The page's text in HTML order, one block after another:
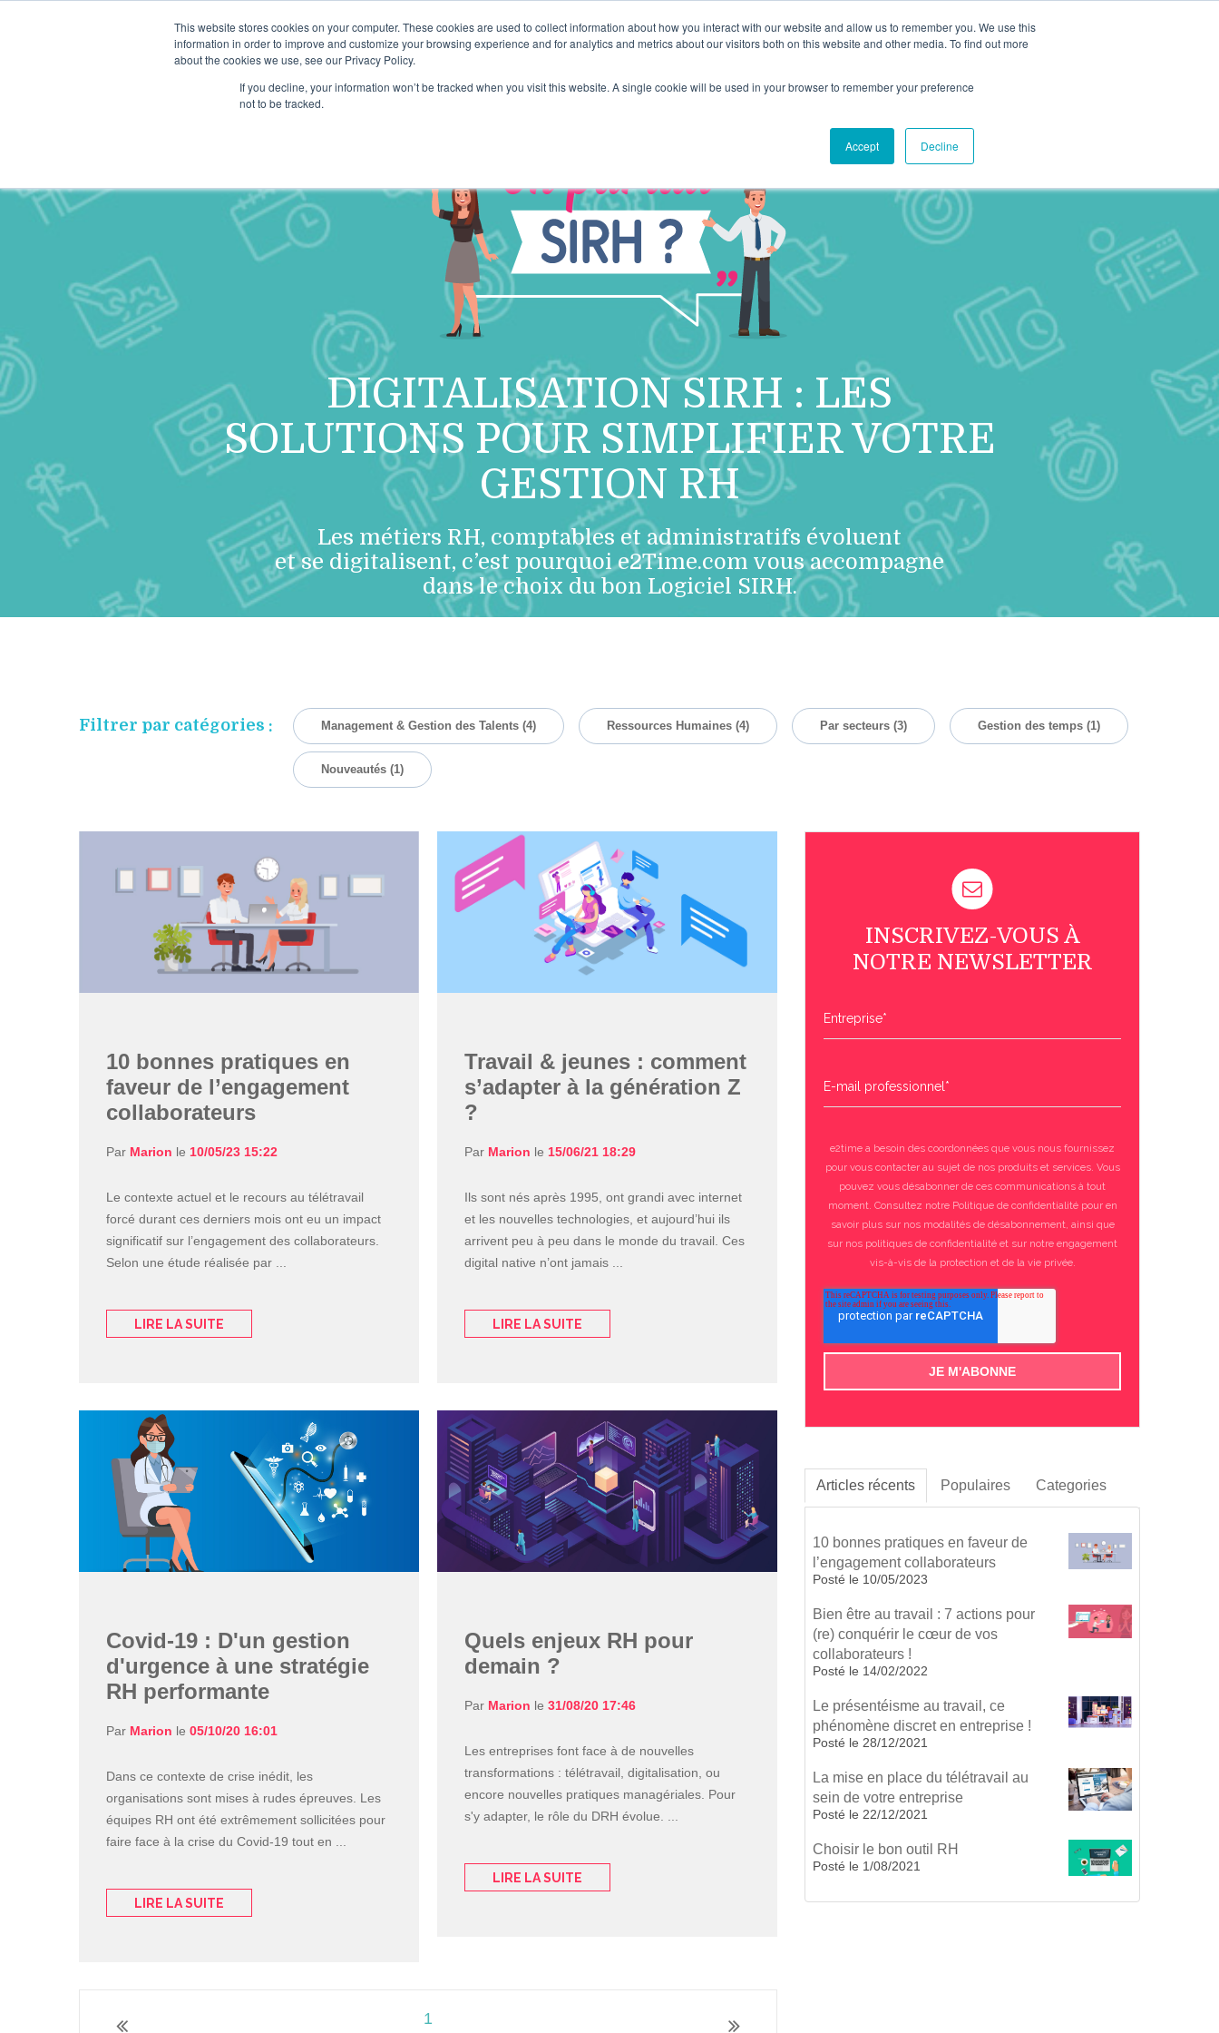
This website stores cookies on your computer. These cookies are used to collect information about how you interact with our website and allow us to remember you. We use this
information in order to improve and customize your browsing experience and for analytics and metrics about our visitors both on this website and other media. To find out more
about the cookies we use, see our Privacy Policy.
If you decline, your information won’t be tracked when you visit this website. A single cookie will be used in your browser to remember your preference
not to be tracked.
Accept Decline
ARTICLES RESSOURCES TELECHARGEABLES CONTACTEZ-NOUS
DIGITALISATION SIRH : LES
SOLUTIONS POUR SIMPLIFIER VOTRE
GESTION RH
Les métiers RH, comptables et administratifs évoluent
et se digitalisent, c’est pourquoi e2Time.com vous accompagne
dans le choix du bon Logiciel SIRH.
Filtrer par catégories : Management & Gestion des Talents (4) Ressources Humaines (4) Par secteurs (3) Gestion des temps (1)
Nouveautés (1)
10 bonnes pratiques en
faveur de l’engagement
collaborateurs
Par Marion le 10/05/23 15:22
Le contexte actuel et le recours au télétravail
forcé durant ces derniers mois ont eu un impact
significatif sur l’engagement des collaborateurs.
Selon une étude réalisée par ...
LIRE LA SUITE
Travail & jeunes : comment
s’adapter à la génération Z
?
Par Marion le 15/06/21 18:29
Ils sont nés après 1995, ont grandi avec internet
et les nouvelles technologies, et aujourd’hui ils
arrivent peu à peu dans le monde du travail. Ces
digital native n’ont jamais ...
LIRE LA SUITE
Covid-19 : D'un gestion
d'urgence à une stratégie
RH performante
Par Marion le 05/10/20 16:01
Dans ce contexte de crise inédit, les
organisations sont mises à rudes épreuves. Les
équipes RH ont été extrêmement sollicitées pour
faire face à la crise du Covid-19 tout en ...
LIRE LA SUITE
Quels enjeux RH pour
demain ?
Par Marion le 31/08/20 17:46
Les entreprises font face à de nouvelles
transformations : télétravail, digitalisation, ou
encore nouvelles pratiques managériales. Pour
s'y adapter, le rôle du DRH évolue. ...
LIRE LA SUITE
1
INSCRIVEZ-VOUS À
NOTRE NEWSLETTER
Entreprise*
E-mail professionnel *
e2time a besoin des coordonnées que vous nous fournissez
pour vous contacter au sujet de nos produits et services. Vous
pouvez vous désabonner de ces communications à tout
moment. Consultez notre Politique de confidentialité pour en
savoir plus sur nos modalités de désabonnement, ainsi que
sur nos politiques de confidentialité et sur notre engagement
vis-à-vis de la protection et de la vie privée.
Articles récents Populaires Categories
10 bonnes pratiques en faveur de
l’engagement collaborateurs
Posté le 10/05/2023
Bien être au travail : 7 actions pour
(re) conquérir le cœur de vos
collaborateurs !
Posté le 14/02/2022
Le présentéisme au travail, ce
phénomène discret en entreprise !
Posté le 28/12/2021
La mise en place du télétravail au
sein de votre entreprise
Posté le 22/12/2021
Choisir le bon outil RH
Posté le 1/08/2021